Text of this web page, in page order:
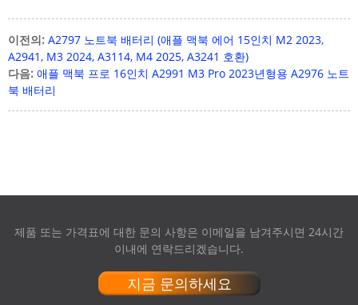
이전의: A2797 노트북 배터리 (애플 맥북 에어 15인치 M2 2023,
A2941, M3 2024, A3114, M4 2025, A3241 호환)
다음: 애플 맥북 프로 16인치 A2991 M3 Pro 2023년형용 A2976 노트
북 배터리
제품 또는 가격표에 대한 문의 사항은 이메일을 남겨주시면 24시간
이내에 연락드리겠습니다.
지금 문의하세요